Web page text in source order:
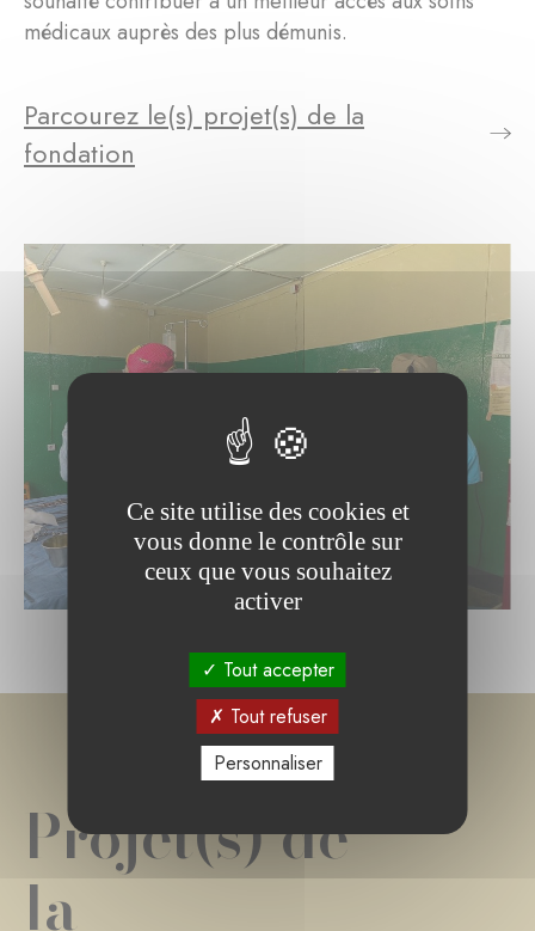
médicaux auprès des plus démunis.
Parcourez le(s) projet(s) de la
fondation
Projet(s) de
la
Ce site utilise des cookies et
vous donne le contrôle sur
ceux que vous souhaitez
activer
Tout accepter
Tout refuser
Personnaliser